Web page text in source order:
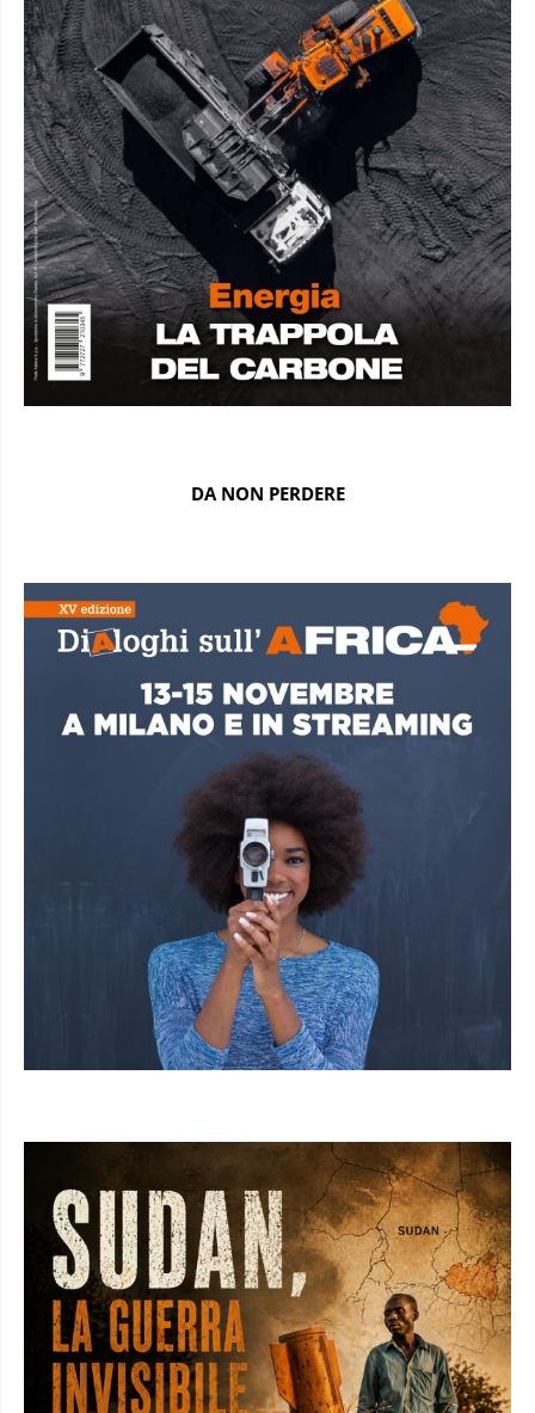
DA NON PERDERE